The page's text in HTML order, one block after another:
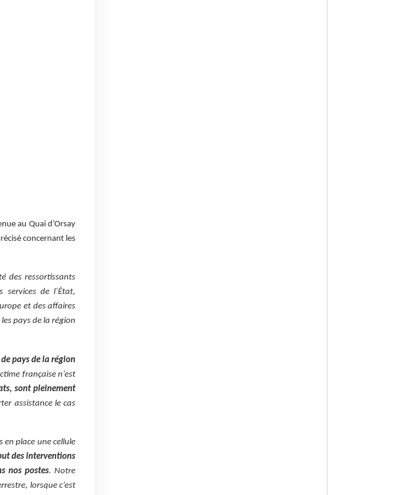
au Quai d’Orsay
concernant les
des ressortissants
de l’État,
et des affaires
pays de la région
pays de la région
française n’est
sont pleinement
assistance le cas
en place une cellule
des interventions
nos postes. Notre
lorsque c’est